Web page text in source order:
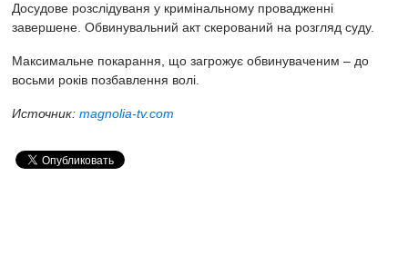
Досудове розслідуваня у кримінальному провадженні
завершене. Обвинувальний акт скерований на розгляд суду.
Максимальне покарання, що загрожує обвинуваченим – до
восьми років позбавлення волі.
Источник: magnolia-tv.com